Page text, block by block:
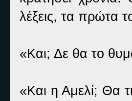
λέξεις, τα πρώτα
«Και; Δε θα το
«Και η Αμελί; Θα